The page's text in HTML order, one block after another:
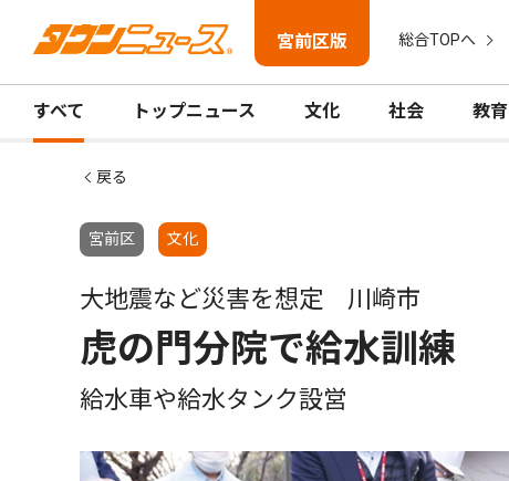
宮前区版 総合TOPへ
すべて トップニュース 文化 社会 教育
戻る
宮前区 文化
大地震など災害を想定 川崎市
虎の門分院で給水訓練
給水車や給水タンク設営